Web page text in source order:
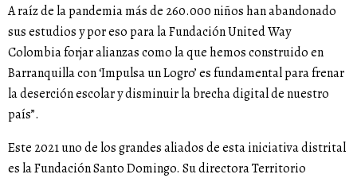
A raíz de la pandemia más de 260.000 niños han abandonado
sus estudios y por eso para la Fundación United Way
Colombia forjar alianzas como la que hemos construido en
Barranquilla con ‘Impulsa un Logro’ es fundamental para frenar
la deserción escolar y disminuir la brecha digital de nuestro
país”.
Este 2021 uno de los grandes aliados de esta iniciativa distrital
es la Fundación Santo Domingo. Su directora Territorio